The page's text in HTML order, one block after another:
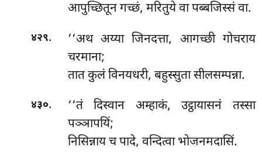
आपुच्छितून गच्छं, मरितुये वा पब्बजिस्सं वा.
४२९. ‘‘अथअय्या जिनदत्ता, आगच्छी गोचराय
चरमाना;
तात कुलं विनयधरी, बहुस्सुता सीलसम्पन्ना.
४३०.
‘‘तं दिस्वान अम्हाकं, उट्ठायासनं तस्सा
पञ्ञापयिं;
निसिन्नाय च पादे, वन्दित्वा भोजनमदासिं.